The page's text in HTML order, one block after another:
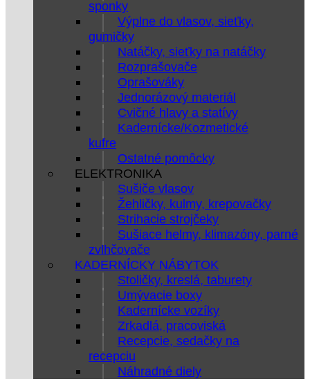
sponky
Výplne do vlasov, sieťky,
gumičky
Natáčky, sieťky na natáčky
Rozprašovače
Oprašováky
Jednorázový materiál
Cvičné hlavy a statívy
Kadernícke/Kozmetické
kufre
Ostatné pomôcky
ELEKTRONIKA
Sušiče vlasov
Žehličky, kulmy, krepovačky
Strihacie strojčeky
Sušiace helmy, klimazóny, parné
zvlhčovače
KADERNÍCKY NÁBYTOK
Stoličky, kreslá, taburety
Umývacie boxy
Kadernícke vozíky
Zrkadlá, pracoviská
Recepcie, sedačky na
recepciu
Náhradné diely